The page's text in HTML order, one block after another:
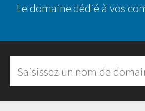
Le domaine dédié à vos